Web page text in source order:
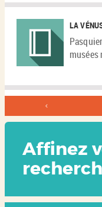
LA
musées
Affinez